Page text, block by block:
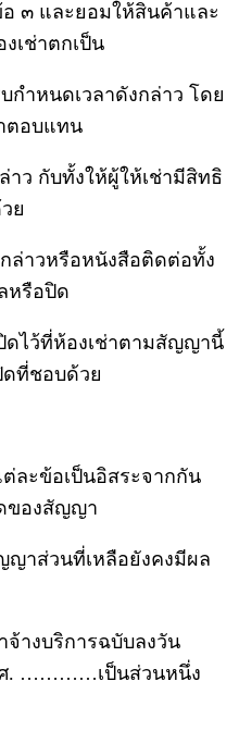
๓ และยอมให้สินค้าและ
เช่าตกเป็น
ำหนดเวลาดังกล่าว โดย
ตอบแทน
ว กับทั้งให้ผู้ให้เช่ามีสิทธิ
ย
วหรือหนังสือติดต่อทั้ง
หรือปิด
ดไว้ที่ห้องเช่าตามสัญญานี้
ดที่ชอบด้วย
ข้อเป็นอิสระจากกัน
ของสัญญา
าส่วนที่เหลือยังคงมีผล
บริการฉบับลงวัน
เป็นส่วนหนึ่ง